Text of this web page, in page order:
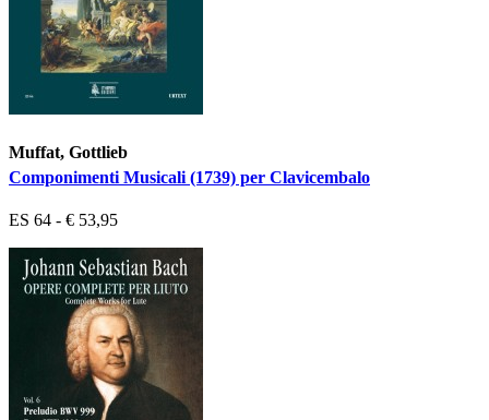
Muffat, Gottlieb
Componimenti Musicali (1739) per Clavicembalo
ES 64 - € 53,95